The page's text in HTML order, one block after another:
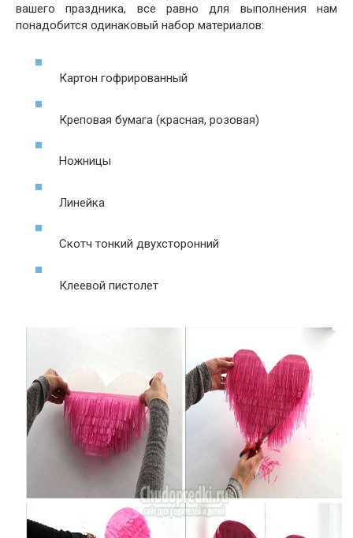
вашего праздника, все равно для выполнения нам
понадобится одинаковый набор материалов:
Картон гофрированный
Креповая бумага (красная, розовая)
Ножницы
Линейка
Скотч тонкий двухсторонний
Клеевой пистолет